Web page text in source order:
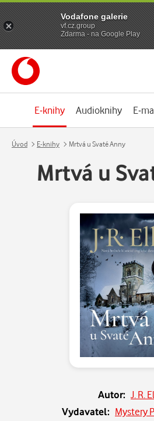
E-knihy Audioknihy E-
Úvod E-knihy Mrtvá u Svaté Anny
Mrtvá u
Autor: J. R.
Vydavatel: Mystery
Vodafone galerie
vf.cz.group
Zdarma - na Google Play